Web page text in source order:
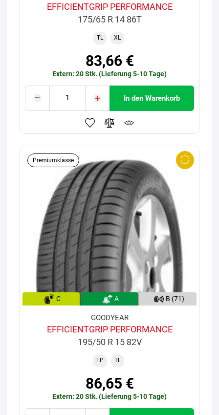
EFFICIENTGRIP PERFORMANCE
175/65 R 14 86T
TL XL
83,66 €
Extern: 20 Stk. (Lieferung 5-10 Tage)
In den Warenkorb
Premiumklasse
C A B (71)
GOODYEAR
EFFICIENTGRIP PERFORMANCE
195/50 R 15 82V
FP TL
86,65 €
Extern: 20 Stk. (Lieferung 5-10 Tage)